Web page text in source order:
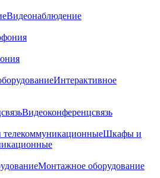
Видеонаблюдение
Интерактивное
Видеоконференцсвязь
Шкафы и
Монтажное оборудование